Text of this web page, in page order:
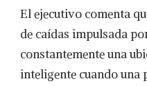
El ejecutivo comenta
de caídas impulsada
constantemente una
inteligente cuando una